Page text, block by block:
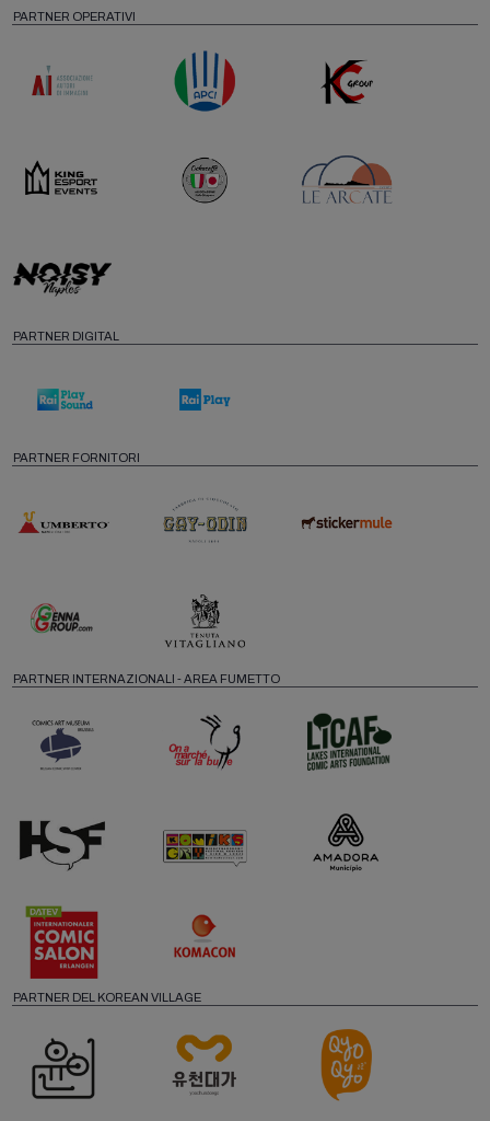
PARTNER OPERATIVI
PARTNER DIGITAL
PARTNER FORNITORI
PARTNER INTERNAZIONALI - AREA FUMETTO
PARTNER DEL KOREAN VILLAGE